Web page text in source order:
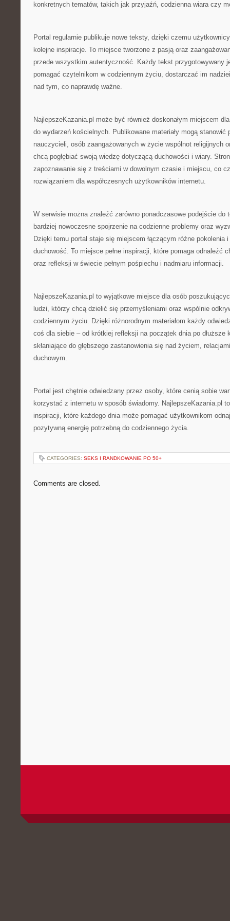
konkretnych tematów, takich jak przyjaźń, codzienna wiara czy
Portal regularnie publikuje nowe teksty, dzięki czemu
kolejne inspiracje. To miejsce tworzone z pasją oraz
przede wszystkim autentyczność. Każdy tekst przygotowywany
pomagać czytelnikom w codziennym życiu, dostarczać im
nad tym, co naprawdę ważne.
NajlepszeKazania.pl może być również doskonałym miejscem
do wydarzeń kościelnych. Publikowane materiały mogą stanowić
nauczycieli, osób zaangażowanych w życie wspólnot religijnych
chcą pogłębiać swoją wiedzę dotyczącą duchowości i wiary.
zapoznawanie się z treściami w dowolnym czasie i miejscu, co
rozwiązaniem dla współczesnych użytkowników internetu.
W serwisie można znaleźć zarówno ponadczasowe podejście do
bardziej nowoczesne spojrzenie na codzienne problemy oraz
Dzięki temu portal staje się miejscem łączącym różne pokolenia
duchowość. To miejsce pełne inspiracji, które pomaga odnaleźć
oraz refleksji w świecie pełnym pośpiechu i nadmiaru informacji.
NajlepszeKazania.pl to wyjątkowe miejsce dla osób
ludzi, którzy chcą dzielić się przemyśleniami oraz wspólnie
codziennym życiu. Dzięki różnorodnym materiałom każdy
coś dla siebie – od krótkiej refleksji na początek dnia po dłuższe
skłaniające do głębszego zastanowienia się nad życiem,
duchowym.
Portal jest chętnie odwiedzany przez osoby, które cenią sobie
korzystać z internetu w sposób świadomy. NajlepszeKazania.pl
inspiracji, które każdego dnia może pomagać użytkownikom
pozytywną energię potrzebną do codziennego życia.
CATEGORIES: SEKS I RANDKOWANIE PO 50+
Comments are closed.